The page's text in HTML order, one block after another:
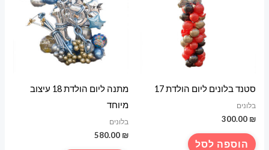
סטנד בלונים ליום הולדת 17
בלונים
300.00 ₪
הוספה לסל
מתנה ליום הולדת 18 עיצוב
מיוחד
בלונים
580.00 ₪